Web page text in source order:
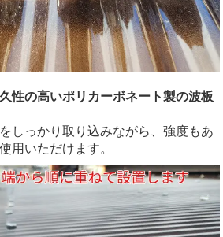
性の高いポリカーボネート製の波板
しっかり取り込みながら、強度もあ
用いただけます。